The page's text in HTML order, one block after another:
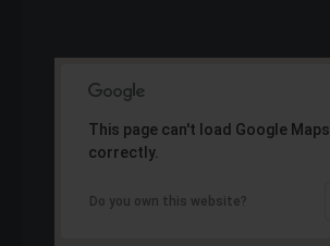
This page can't load Google Maps
correctly.
Do you own this website?